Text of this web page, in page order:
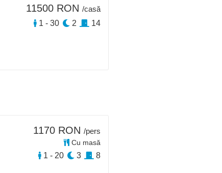
11500 RON /casă
1 - 30
2 14
1170 RON /pers
Cu masă
1 - 20 3 8